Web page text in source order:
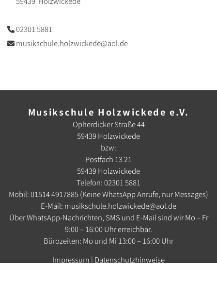
 02301 5881
 musikschule.holzwickede@aol.de
Musikschule Holzwickede e.V.
Opherdicker Straße 44
59439 Holzwickede
bzw:
Postfach 13 21
59439 Holzwickede
Telefon:02301 5881
Mobil:01514 4917885(Keine WhatsApp Anrufe, nur Messages)
E-Mail: musikschule.holzwickede@aol.de
Über WhatsApp-Nachrichten, SMS und E-Mail sind wir Mo – Fr
9:00 – 16:00 Uhr erreichbar.
Bürozeiten: Mo und Mi 13:00 – 16:00 Uhr
Impressum | Datenschutzhinweise